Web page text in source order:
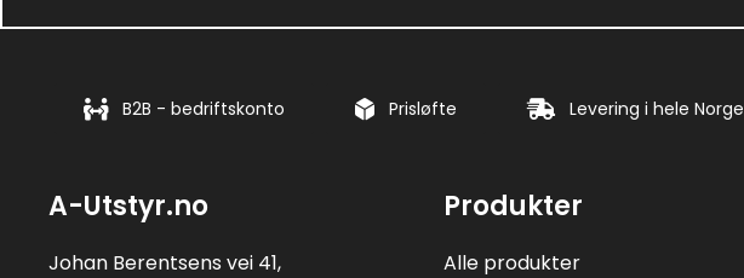
B2B - bedriftskonto Prisløfte Levering i hele Norge
A-Utstyr.no
Johan Berentsens vei 41,
Produkter
Alle produkter